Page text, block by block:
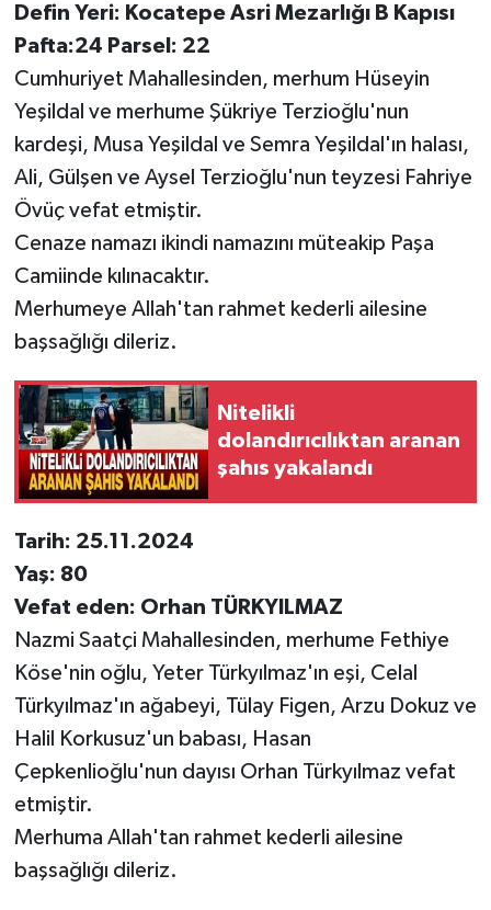
Defin Yeri: Kocatepe Asri Mezarlığı B Kapısı
Pafta:24 Parsel: 22
Cumhuriyet Mahallesinden, merhum Hüseyin
Yeşildal ve merhume Şükriye Terzioğlu'nun
kardeşi, Musa Yeşildal ve Semra Yeşildal'ın halası,
Ali, Gülşen ve Aysel Terzioğlu'nun teyzesi Fahriye
Övüç vefat etmiştir.
Cenaze namazı ikindi namazını müteakip Paşa
Camiinde kılınacaktır.
Merhumeye Allah'tan rahmet kederli ailesine
başsağlığı dileriz.
Nitelikli
dolandırıcılıktan aranan
şahıs yakalandı
Tarih: 25.11.2024
Yaş: 80
Vefat eden: Orhan TÜRKYILMAZ
Nazmi Saatçi Mahallesinden, merhume Fethiye
Köse'nin oğlu, Yeter Türkyılmaz'ın eşi, Celal
Türkyılmaz'ın ağabeyi, Tülay Figen, Arzu Dokuz ve
Halil Korkusuz'un babası, Hasan
Çepkenlioğlu'nun dayısı Orhan Türkyılmaz vefat
etmiştir.
Merhuma Allah'tan rahmet kederli ailesine
başsağlığı dileriz.